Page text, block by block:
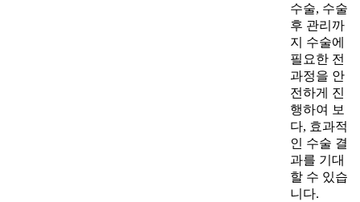
수술, 수술
후 관리까
지 수술에
필요한 전
과정을 안
전하게 진
행하여 보
다, 효과적
인 수술 결
과를 기대
할 수 있습
니다.